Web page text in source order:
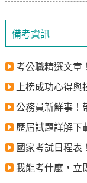
備考資訊
考公職精選文章！
上榜成功心得與
公務員新鮮事！
歷屆試題詳解下
國家考試日程表！
我能考什麼，立